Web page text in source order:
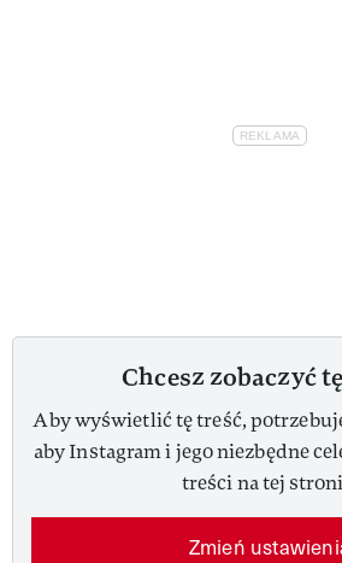
Chcesz zobaczyć
Aby wyświetlić tę treść,
aby Instagram i jego niezbędne
treści na tej
Zmień